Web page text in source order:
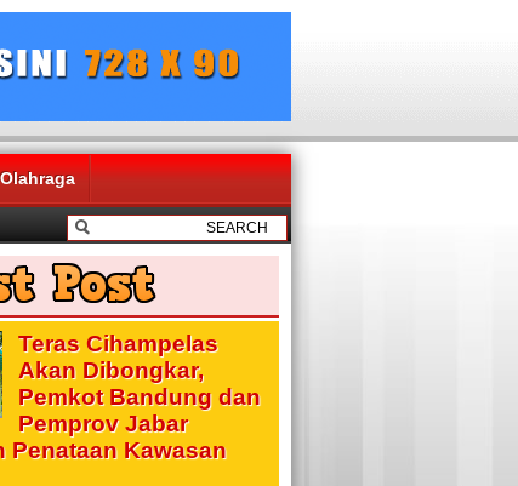
Olahraga
Teras Cihampelas
Akan Dibongkar,
Pemkot Bandung dan
Pemprov Jabar
Penataan Kawasan